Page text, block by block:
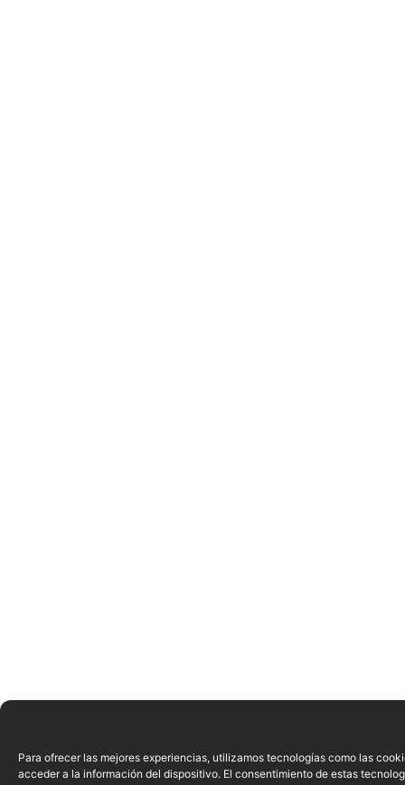
Para ofrecer las mejores experiencias, utilizamos tecnologías como las
acceder a la información del dispositivo. El consentimiento de estas